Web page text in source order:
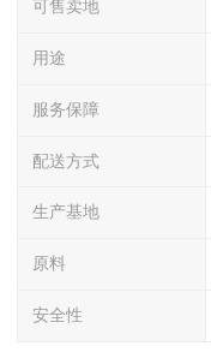
可售卖地
用途
服务保障
配送方式
生产基地
原料
安全性